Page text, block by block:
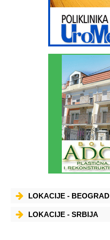
LOKACIJE - BEOGRAD
LOKACIJE - SRBIJA